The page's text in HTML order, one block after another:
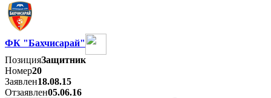
ФК "Бахчисарай"
ПозицияЗащитник
Номер20
Заявлен18.08.15
Отзаявлен05.06.16